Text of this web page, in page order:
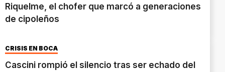
Riquelme, el chofer que marcó a generaciones
de cipoleños
CRISIS EN BOCA
Cascini rompió el silencio tras ser echado del